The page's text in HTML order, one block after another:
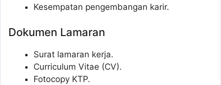
Kesempatan pengembangan karir.
Dokumen Lamaran
Surat lamaran kerja.
Curriculum Vitae (CV).
Fotocopy KTP.